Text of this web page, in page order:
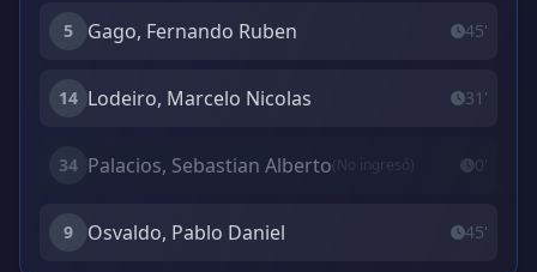
5 Gago, Fernando Ruben 45'
14 Lodeiro, Marcelo Nicolas 31'
34 Palacios, Sebastian Alberto(No ingresó) 0'
9 Osvaldo, Pablo Daniel 45'